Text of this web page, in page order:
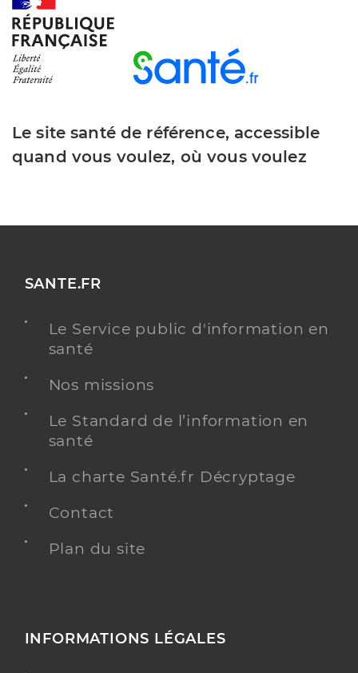
Le site santé de référence, accessible
quand vous voulez, où vous voulez
SANTE.FR
Le Service public d'information en
santé
Nos missions
Le Standard de l’information en
santé
La charte Santé.fr Décryptage
Contact
Plan du site
INFORMATIONS LÉGALES